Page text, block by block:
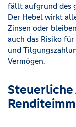
fällt aufgrund des
Der Hebel wirkt
Zinsen oder
auch das Risiko
und
Vermögen.
Steuerliche